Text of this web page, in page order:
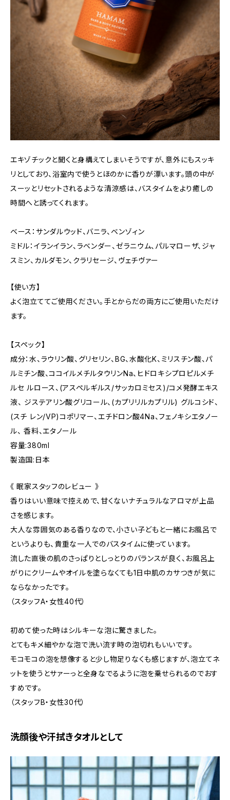
エキゾチックと聞くと身構えてしまいそうですが、意外にもスッキ
リとしており、浴室内で使うとほのかに香りが漂います。頭の中が
スーッとリセットされるような清涼感は、バスタイムをより癒しの
時間へと誘ってくれます。
ベース：サンダルウッド、バニラ、ベンゾィン
ミドル：イランイラン、ラベンダー、ゼラニウム、パルマローザ、ジャ
スミン、カルダモン、クラリセージ、ヴェチヴァー
【使い方】
よく泡立ててご使用ください。手とからだの両方にご使用いただけ
ます。
【スペック】
成分：水、ラウリン酸、グリセリン、BG、水酸化K、ミリスチン酸、パ
ルミチン酸、ココイルメチルタウリンNa、ヒドロキシプロピルメチ
ルセ ルロース、(アスペルギルス/サッカロミセス)/コメ発酵エキス
液、 ジステアリン酸グリコール、(カプリリルカプリル) グルコシド、
(スチ レン/VP)コポリマー、エチドロン酸4Na、フェノキシエタノー
ル、 香料、エタノール
容量:380ml
製造国:日本
《 眠家スタッフのレビュー 》
香りはいい意味で控えめで、甘くないナチュラルなアロマが上品
さを感じます。
大人な雰囲気のある香りなので、小さい子どもと一緒にお風呂で
というよりも、貴重な一人でのバスタイムに使っています。
流した直後の肌のさっぱりとしっとりのバランスが良く、お風呂上
がりにクリームやオイルを塗らなくても1日中肌のカサつきが気に
ならなかったです。
（スタッフA・女性40代）
初めて使った時はシルキーな泡に驚きました。
とてもキメ細やかな泡で洗い流す時の泡切れもいいです。
モコモコの泡を想像すると少し物足りなくも感じますが、泡立てネ
ットを使うとサァーっと全身なでるように泡を乗せられるのでおす
すめです。
（スタッフB・女性30代）
洗顔後や汗拭きタオルとして